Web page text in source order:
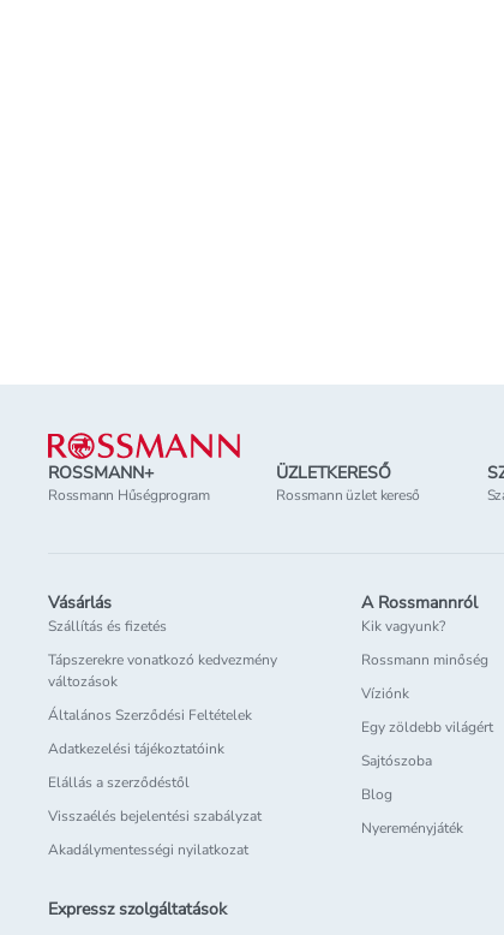
Lábléc
ROSSMANN+
Rossmann Hűségprogram
ÜZLETKERESŐ
Rossmann üzlet kereső
Vásárlás
Szállítás és fizetés
Tápszerekre vonatkozó kedvezmény
változások
Általános Szerződési Feltételek
Adatkezelési tájékoztatóink
Elállás a szerződéstől
Visszaélés bejelentési szabályzat
Akadálymentességi nyilatkozat
A Rossmannról
Kik vagyunk?
Rossmann minőség
Víziónk
Egy zöldebb világért
Sajtószoba
Blog
Nyereményjáték
Expressz szolgáltatások